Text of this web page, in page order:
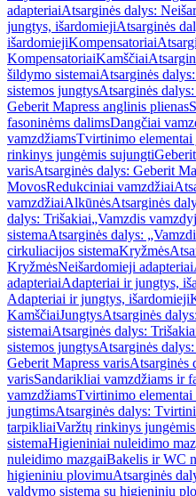
adapteriaiAtsarginės dalys:
jungtys, išardomiejiAtsarginės
išardomiejiKompensatoriai
KompensatoriaiKamščiai
šildymo sistemaiAtsarginės
sistemos jungtysAtsarginės
Geberit Mapress anglinis plienas
fasoninėms dalimsDangčiai
vamzdžiamsTvirtinimo elementai
rinkinys jungėmis sujungti
varisAtsarginės dalys: Geberit
MovosRedukciniai vamzdžiai
vamzdžiaiAlkūnėsAtsarginės
dalys: Trišakiai„Vamzdis
sistemaAtsarginės dalys:
cirkuliacijos sistemaKryžmės
KryžmėsNeišardomieji adapteriai
adapteriaiAdapteriai ir jungtys,
Adapteriai ir jungtys, išardomieji
KamščiaiJungtysAtsarginės
sistemaiAtsarginės dalys:
sistemos jungtysAtsarginės
Geberit Mapress varisAtsarginės
varisSandarikliai vamzdžiams ir
vamzdžiamsTvirtinimo elementai
jungtimsAtsarginės dalys:
tarpikliaiVaržtų rinkinys
sistemaHigieniniai nuleidimo
nuleidimo mazgaiBakelis ir WC
higieniniu plovimuAtsarginės
valdymo sistema su higieniniu